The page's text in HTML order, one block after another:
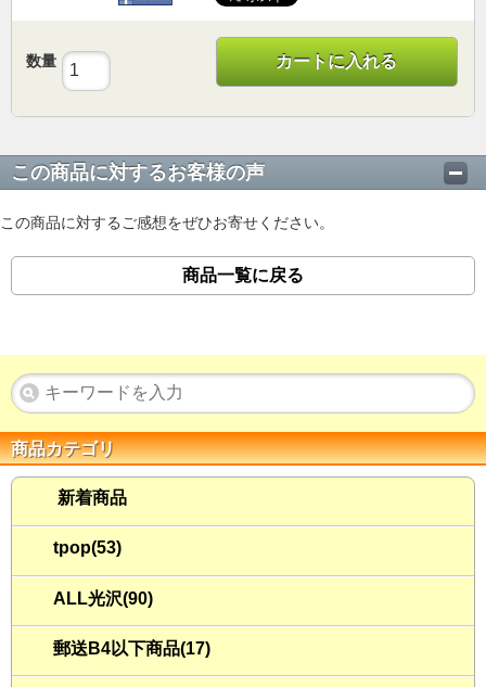
数量 カートに入れる
この商品に対するお客様の声
この商品に対するご感想をぜひお寄せください。
商品一覧に戻る
商品カテゴリ
新着商品
tpop(53)
ALL光沢(90)
郵送B4以下商品(17)